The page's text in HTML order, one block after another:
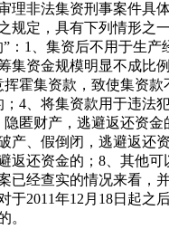
理非法集资刑事案件具
规定，具有下列情形之
：1、集资后不用于生产
集资金规模明显不成比
霍集资款，致使集资款
4、将集资款用于违法
匿财产，逃避返还资金
产、假倒闭，逃避返还
返还资金的；8、其他可
已经查实的情况来看，
于2011年12月18日起之
。